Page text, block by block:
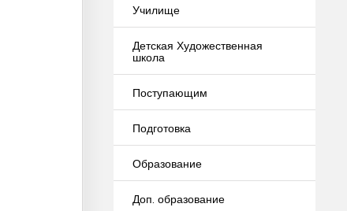
Училище
Детская Художественная
школа
Поступающим
Подготовка
Образование
Доп. образование